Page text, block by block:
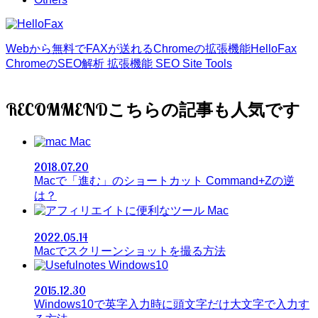
Webから無料でFAXが送れるChromeの拡張機能HelloFax
ChromeのSEO解析 拡張機能 SEO Site Tools
RECOMMEND
Mac
2018.07.20
Macで「進む」のショートカット Command+Zの逆
は？
Mac
2022.05.14
Macでスクリーンショットを撮る方法
Windows10
2015.12.30
Windows10で英字入力時に頭文字だけ大文字で入力す